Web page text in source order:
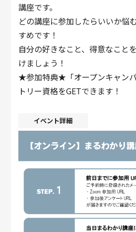
講座です。
どの講座に参加したらいいか悩
すめです！
自分の好きなこと、得意なこと
けましょう！
★参加特典★「オープンキャン
トリー資格をGETできます！
イベント詳細